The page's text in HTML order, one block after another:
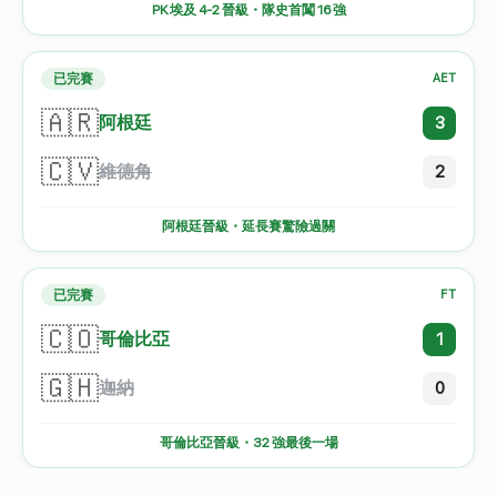
PK 埃及 4-2 晉級・隊史首闖 16 強
已完賽 AET
🇦🇷阿根廷 3
🇨🇻維德角 2
阿根廷晉級・延長賽驚險過關
已完賽 FT
🇨🇴哥倫比亞 1
🇬🇭迦納 0
哥倫比亞晉級・32 強最後一場